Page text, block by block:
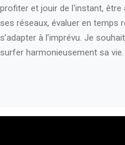
profiter et jouir de l'instant, être
ses réseaux, évaluer en temps
s’adapter à l’imprévu. Je
surfer harmonieusement sa vie.